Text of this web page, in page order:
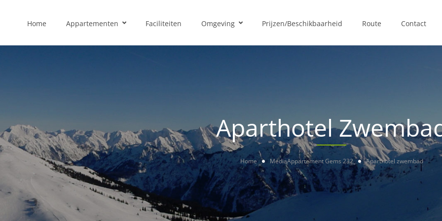
Home Appartementen Faciliteiten Omgeving Prijzen/Beschikbaarheid Route Contact
Aparthotel
Home MediaAppartement Gems 232 Aparthotel zwembad